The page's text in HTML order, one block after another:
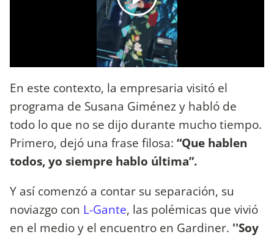
En este contexto, la empresaria visitó el
programa de Susana Giménez y habló de
todo lo que no se dijo durante mucho tiempo.
Primero, dejó una frase filosa: “Que hablen
todos, yo siempre hablo última”.
Y así comenzó a contar su separación, su
noviazgo con L-Gante, las polémicas que vivió
en el medio y el encuentro en Gardiner. ''Soy